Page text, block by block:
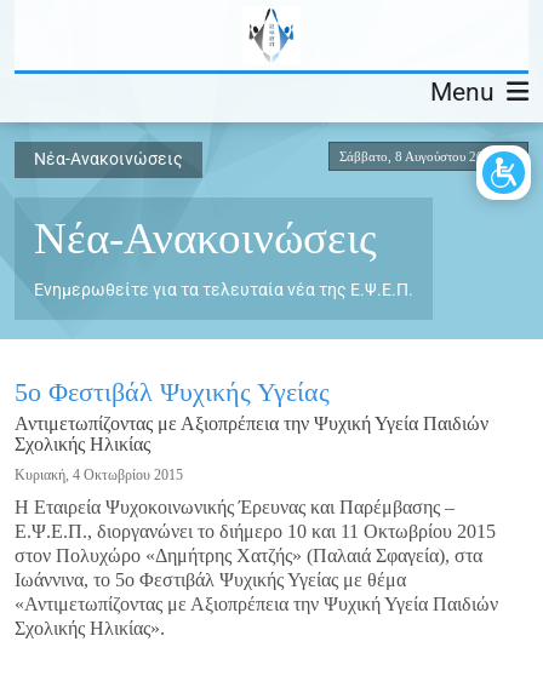
Menu
Σάββατο, 8 Αυγούστου 2026
Νέα-Ανακοινώσεις
Νέα-Ανακοινώσεις
Ενημερωθείτε για τα τελευταία νέα της Ε.Ψ.Ε.Π.
5ο Φεστιβάλ Ψυχικής Υγείας
Αντιμετωπίζοντας με Αξιοπρέπεια την Ψυχική Υγεία Παιδιών
Σχολικής Ηλικίας
Κυριακή, 4 Οκτωβρίου 2015
Η Εταιρεία Ψυχοκοινωνικής Έρευνας και Παρέμβασης –
Ε.Ψ.Ε.Π., διοργανώνει το διήμερο 10 και 11 Οκτωβρίου 2015
στον Πολυχώρο «Δημήτρης Χατζής» (Παλαιά Σφαγεία), στα
Ιωάννινα, το 5ο Φεστιβάλ Ψυχικής Υγείας με θέμα
«Αντιμετωπίζοντας με Αξιοπρέπεια την Ψυχική Υγεία Παιδιών
Σχολικής Ηλικίας».